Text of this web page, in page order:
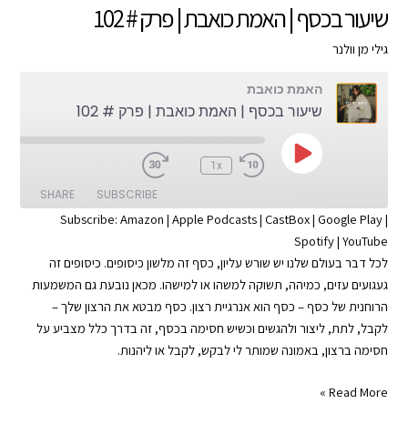
כואבת
|
103
שיעור בכסף | האמת כואבת | פרק # 102
גילי מן וולנר
האמת כואבת
שיעור בכסף | האמת כואבת | פרק # 102
Play
Episode
1x
SUBSCRIBE
SHARE
Amazon
Google Play
Spotify
RSS FEED
SHARE
LINK
EMBED
Subscribe: Amazon | Apple Podcasts| CastBox| Google Play|
Spotify| YouTube
לכל דבר בעולם שלנו יש שורש עליון, כסף זה מלשון כיסופים. כיסופים זה
געגועים עזים, כמיהה, תשוקה למשהו או למישהו. מכאן נובעת גם המשמעות
הרוחנית של כסף – כסף הוא אנרגיית רצון. כסף מבטא את הרצון שלך –
לקבל, לתת, ליצור ולהגשים וכשיש חסימה בכסף, זה בדרך כלל מצביע על
חסימה ברצון, באמונה שמותר לי לבקש, לקבל או ליהנות.
שיעור
Read More »